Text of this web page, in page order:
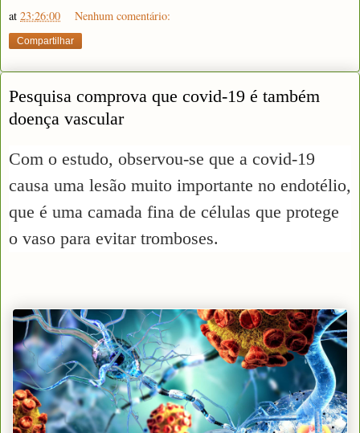
at 23:26:00 Nenhum comentário:
Compartilhar
Pesquisa comprova que covid-19 é também
doença vascular
Com o estudo, observou-se que a covid-19
causa uma lesão muito importante no endotélio,
que é uma camada fina de células que protege
o vaso para evitar tromboses.